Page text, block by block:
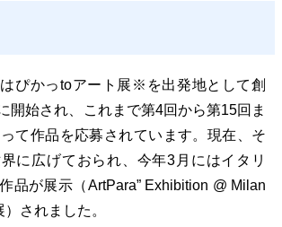
ぴかっtoアート展※を出発地として創
開始され、これまで第4回から第15回ま
て作品を応募されています。現在、そ
に広げておられ、今年3月にはイタリ
品が展示（ArtPara” Exhibition @ Milan
されました。